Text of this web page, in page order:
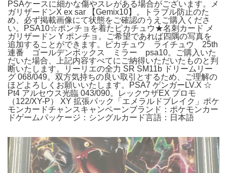
PSAケースに細かな傷やスレがある場合がございます。メ
ガリザードンX ex sar 【Gemix10】。トラブル防止のた
め、必ず掲載画像にて状態をご確認のうえご購入くださ
い。PSA10☆ポンチョを着たピカチュウ★名刺カード メ
ガリザードン Y ポンチョ。ご希望であれば四隅の写真を
追加することができます。ピカチュウ ライチュウ 25th
連番 ゴールデンボックス ミラー psa10。ご購入いた
だいた場合、上記内容すべてにご納得いただいたものと判
断いたします。リーリエの全力 SR SM11b ドリームリー
グ 068/049。双方気持ちの良い取引とするため、ご理解の
ほどよろしくお願いいたします。PSA7 ゲンガーLV.X ☆
Pt4 アルセウス光臨 043/090。レックウザEX プロモ
（122/XY-P） XY 拡張パック「エメラルドブレイク」ポケ
モンカードチャンスキャンペーンブランド：ポケモンカー
ドゲームパッケージ：シングルカード言語：日本語